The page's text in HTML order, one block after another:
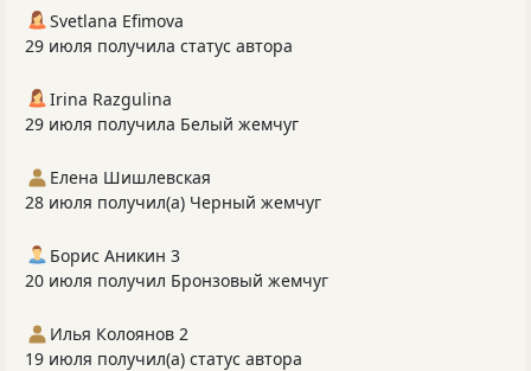
Svetlana Efimova
29 июля получила статус автора
Irina Razgulina
29 июля получила Белый жемчуг
Елена Шишлевская
28 июля получил(а) Черный жемчуг
Борис Аникин 3
20 июля получил Бронзовый жемчуг
Илья Колоянов 2
19 июля получил(а) статус автора